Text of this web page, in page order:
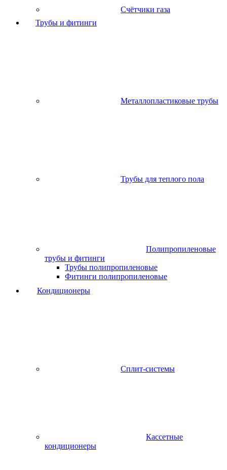
Счётчики газа
Трубы и фитинги
Металлопластиковые трубы
Трубы для теплого пола
Полипропиленовые
трубы и фитинги
Трубы полипропиленовые
Фитинги полипропиленовые
Кондиционеры
Сплит-системы
Кассетные
кондиционеры